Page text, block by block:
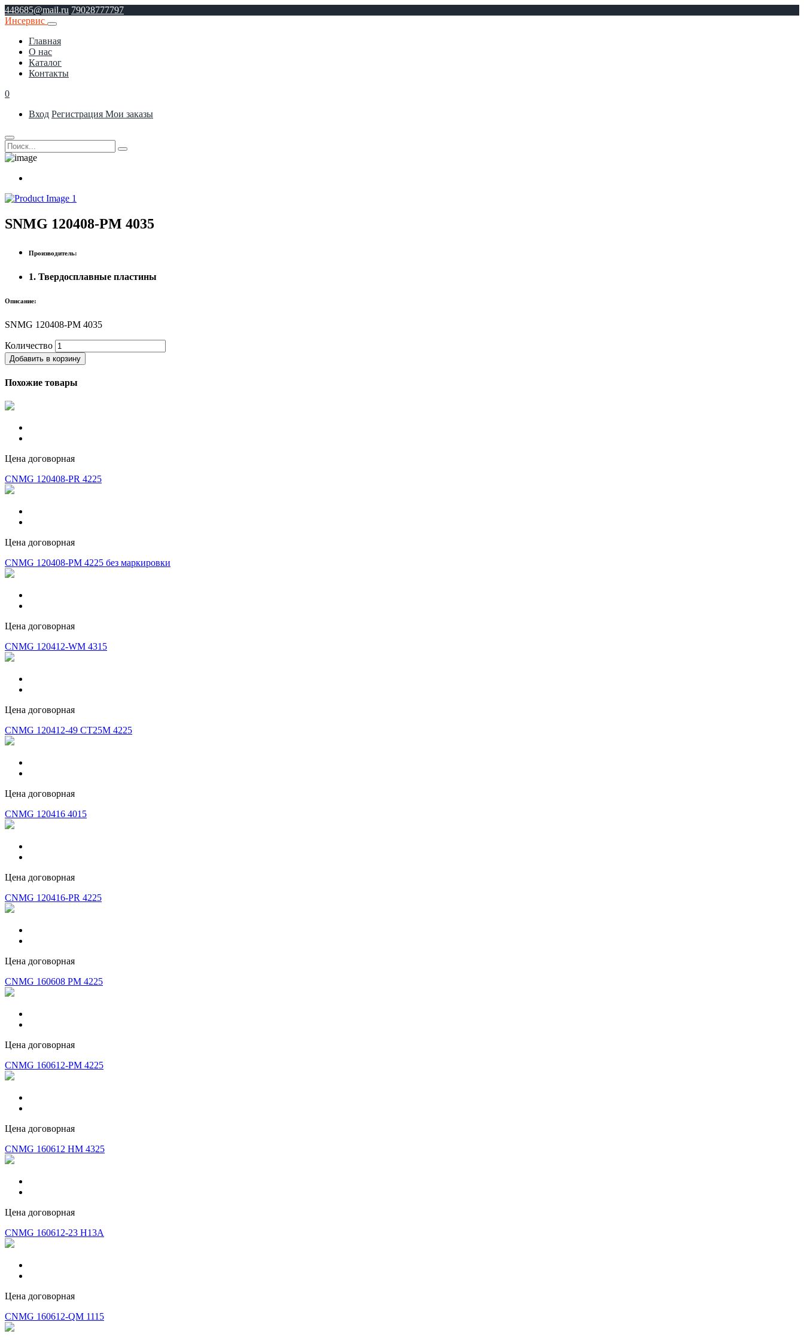
448685@mail.ru 79028777797
Инсервис
Главная
О нас
Каталог
Контакты
0
Вход Регистрация Мои заказы
SNMG 120408-PM 4035
Производитель:
1. Твердосплавные пластины
Описание:
SNMG 120408-PM 4035
Количество
Добавить в корзину
Похожие товары
Цена договорная
CNMG 120408-PR 4225
Цена договорная
CNMG 120408-PM 4225 без маркировки
Цена договорная
CNMG 120412-WM 4315
Цена договорная
CNMG 120412-49 CT25M 4225
Цена договорная
CNMG 120416 4015
Цена договорная
CNMG 120416-PR 4225
Цена договорная
CNMG 160608 PM 4225
Цена договорная
CNMG 160612-PM 4225
Цена договорная
CNMG 160612 HM 4325
Цена договорная
CNMG 160612-23 H13A
Цена договорная
CNMG 160612-QM 1115